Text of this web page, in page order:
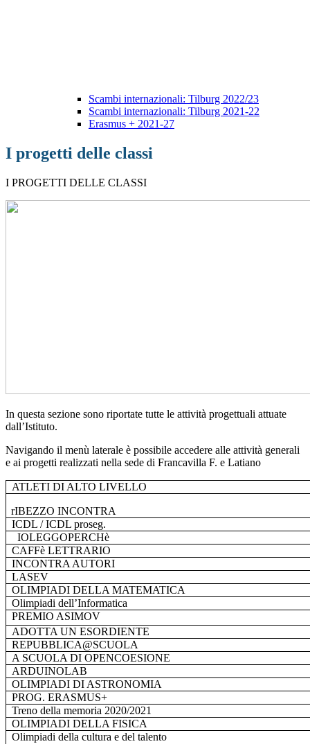
Scambi internazionali: Tilburg 2022/23
Scambi internazionali: Tilburg 2021-22
Erasmus + 2021-27
I progetti delle classi
I PROGETTI DELLE CLASSI
In questa sezione sono riportate tutte le attività progettuali attuate
dall’Istituto.
Navigando il menù laterale è possibile accedere alle attività generali
e ai progetti realizzati nella sede di Francavilla F. e Latiano
ATLETI DI ALTO LIVELLO
rIBEZZO INCONTRA
ICDL / ICDL proseg.
IOLEGGOPERCHè
CAFFè LETTRARIO
INCONTRA AUTORI
LASEV
OLIMPIADI DELLA MATEMATICA
Olimpiadi dell’Informatica
PREMIO ASIMOV
ADOTTA UN ESORDIENTE
REPUBBLICA@SCUOLA
A SCUOLA DI OPENCOESIONE
ARDUINOLAB
OLIMPIADI DI ASTRONOMIA
PROG. ERASMUS+
Treno della memoria 2020/2021
OLIMPIADI DELLA FISICA
Olimpiadi della cultura e del talento